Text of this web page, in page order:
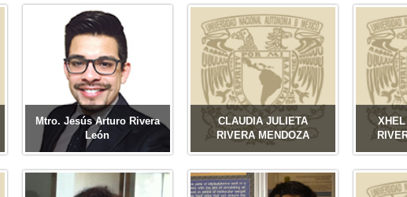
Mtro. Jesús Arturo Rivera
León
CLAUDIA JULIETA
RIVERA MENDOZA
XHEL